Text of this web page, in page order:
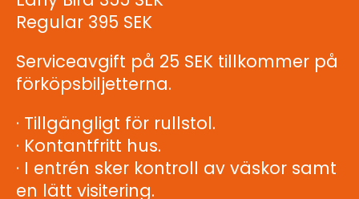
Regular 395 SEK
Serviceavgift på 25 SEK tillkommer på
förköpsbiljetterna.
· Tillgängligt för rullstol.
· Kontantfritt hus.
· I entrén sker kontroll av väskor samt
en lätt visitering.